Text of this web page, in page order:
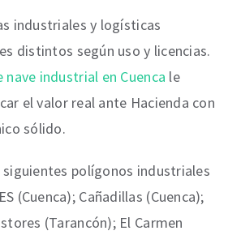
industriales y logísticas
distintos según uso y licencias.
nave industrial en Cuenca le
el valor real ante Hacienda con
sólido.
siguientes polígonos industriales
(Cuenca); Cañadillas (Cuenca);
(Tarancón); El Carmen